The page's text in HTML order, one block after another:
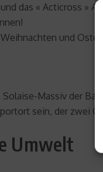
das « Acticross »
und
Massiv der
sein, der zwei
Umwelt